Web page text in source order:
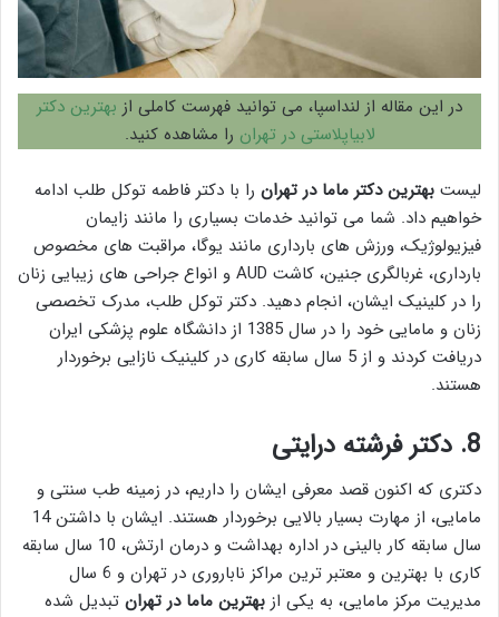
در این مقاله از لنداسپا، می توانید فهرست کاملی از بهترین دکتر
لابیاپلاستی در تهران را مشاهده کنید.
لیست بهترین دکتر ماما در تهران را با دکتر فاطمه توکل طلب ادامه
خواهیم داد. شما می توانید خدمات بسیاری را مانند زایمان
فیزیولوژیک، ورزش های بارداری مانند یوگا، مراقبت های مخصوص
بارداری، غربالگری جنین، کاشت AUD و انواع جراحی های زیبایی زنان
را در کلینیک ایشان، انجام دهید. دکتر توکل طلب، مدرک تخصصی
زنان و مامایی خود را در سال 1385 از دانشگاه علوم پزشکی ایران
دریافت کردند و از 5 سال سابقه کاری در کلینیک نازایی برخوردار
هستند.
8. دکتر فرشته درایتی
دکتری که اکنون قصد معرفی ایشان را داریم، در زمینه طب سنتی و
مامایی، از مهارت بسیار بالایی برخوردار هستند. ایشان با داشتن 14
سال سابقه کار بالینی در اداره بهداشت و درمان ارتش، 10 سال سابقه
کاری با بهترین و معتبر ترین مراکز ناباروری در تهران و 6 سال
مدیریت مرکز مامایی، به یکی از بهترین ماما در تهران تبدیل شده